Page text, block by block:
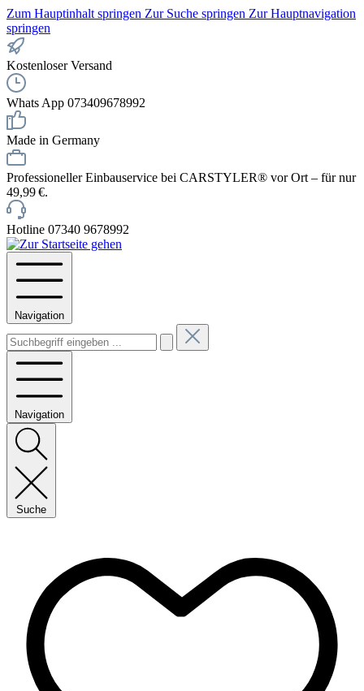
Zum Hauptinhalt springen Zur Suche springen Zur Hauptnavigation
springen
Kostenloser Versand
Whats App 073409678992
Made in Germany
Professioneller Einbauservice bei CARSTYLER® vor Ort – für nur
49,99 €.
Hotline 07340 9678992
Navigation
Navigation
Suche